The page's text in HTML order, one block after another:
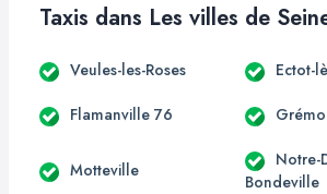
Taxis dans Les villes de
Veules-les-Roses Ectot-
Flamanville 76
Motteville
Notre-
Bondeville